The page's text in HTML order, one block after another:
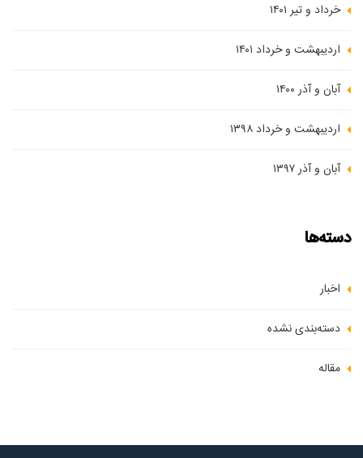
خرداد و تیر ۱۴۰۱
اردیبهشت و خرداد ۱۴۰۱
آبان و آذر ۱۴۰۰
اردیبهشت و خرداد ۱۳۹۸
آبان و آذر ۱۳۹۷
دسته‌ها
اخبار
دسته‌بندی نشده
مقاله